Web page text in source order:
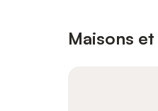
Maisons